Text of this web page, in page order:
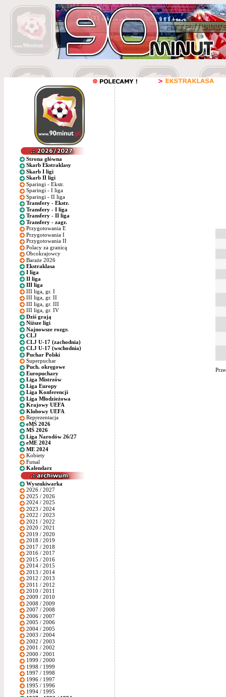
Strona główna
Skarb Ekstraklasy
Skarb I ligi
Skarb II ligi
Sparingi - Ekstr.
Sparingi - I liga
Sparingi - II liga
Transfery - Ekstr.
Transfery - I liga
Transfery - II liga
Transfery - zagr.
Przygotowania E
Przygotowania I
Przygotowania II
Polacy za granicą
Obcokrajowcy
Baraże 2026
Ekstraklasa
I liga
II liga
III liga
III liga, gr. I
III liga, gr. II
III liga, gr. III
III liga, gr. IV
Dziś grają
Niższe ligi
Najnowsze rozgr.
CLJ
CLJ U-17 (zachodnia)
CLJ U-17 (wschodnia)
Puchar Polski
Superpuchar
Puch. okręgowe
Europuchary
Liga Mistrzów
Liga Europy
Liga Konferencji
Liga Młodzieżowa
Krajowy UEFA
Klubowy UEFA
Reprezentacja
eMŚ 2026
MŚ 2026
Liga Narodów 26/27
eME 2024
ME 2024
Kobiety
Futsal
Kalendarz
Wyszukiwarka
2026 / 2027
2025 / 2026
2024 / 2025
2023 / 2024
2022 / 2023
2021 / 2022
2020 / 2021
2019 / 2020
2018 / 2019
2017 / 2018
2016 / 2017
2015 / 2016
2014 / 2015
2013 / 2014
2012 / 2013
2011 / 2012
2010 / 2011
2009 / 2010
2008 / 2009
2007 / 2008
2006 / 2007
2005 / 2006
2004 / 2005
2003 / 2004
2002 / 2003
2001 / 2002
2000 / 2001
1999 / 2000
1998 / 1999
1997 / 1998
1996 / 1997
1995 / 1996
1994 / 1995